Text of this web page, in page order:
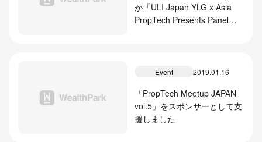
が「ULI Japan YLG x Asia
PropTech Presents Panel
Event 2019.01.16
「PropTech Meetup JAPAN
vol.5」をスポンサーとして支
援しました